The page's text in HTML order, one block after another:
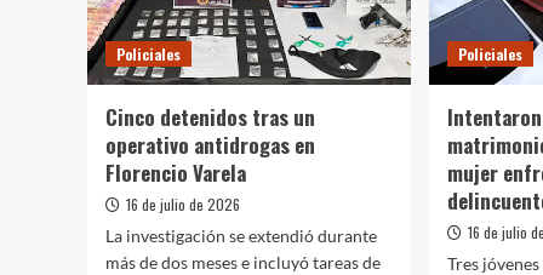
Laboral
Policiales
Cinco detenidos tras un
operativo antidrogas en
Florencio Varela
16 de julio de 2026
La investigación se extendió durante
más de dos meses e incluyó tareas de
Policiales
mujer
16 de julio
Tres